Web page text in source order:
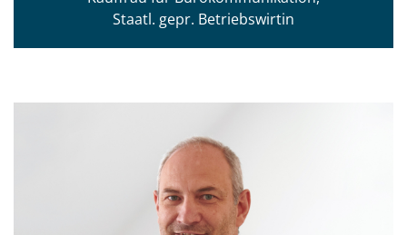
Staatl. gepr. Betriebswirtin